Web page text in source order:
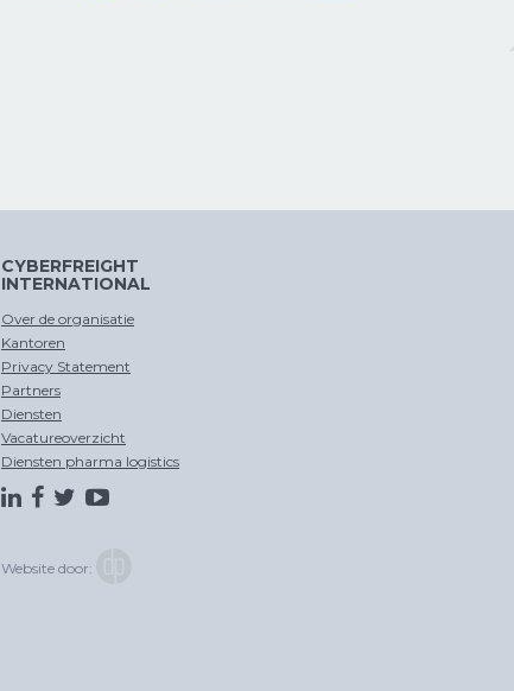
CYBERFREIGHT
INTERNATIONAL
Over de organisatie
Kantoren
Privacy Statement
Partners
Diensten
Vacatureoverzicht
Diensten pharma logistics
Website door: